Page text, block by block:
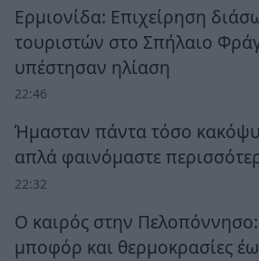
Ερμιονίδα: Επιχείρηση
τουριστών στο Σπήλαιο
υπέστησαν ηλίαση
22:46
Ήμασταν πάντα τόσο
απλά φαινόμαστε
22:32
Ο καιρός στην
μποφόρ και θερμοκρασίες